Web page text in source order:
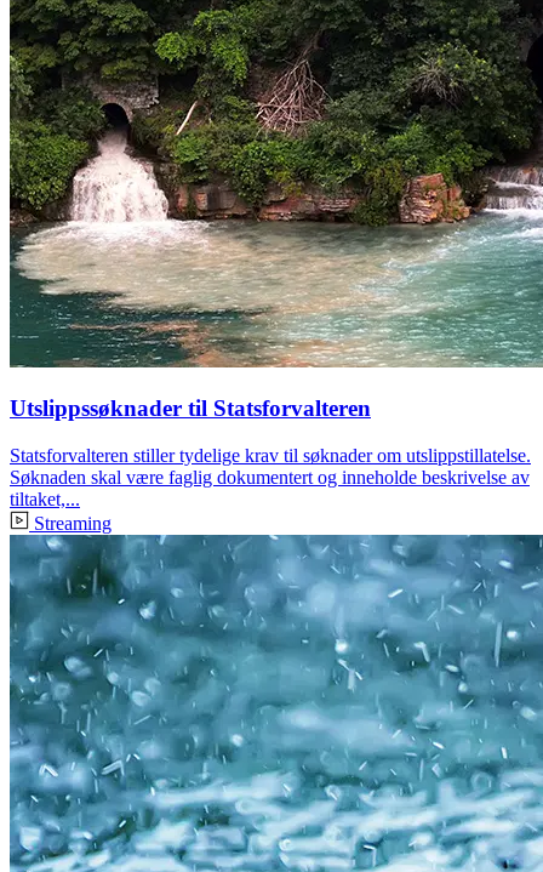
Utslippssøknader til Statsforvalteren
Statsforvalteren stiller tydelige krav til søknader om utslippstillatelse.
Søknaden skal være faglig dokumentert og inneholde beskrivelse av
tiltaket,...
Streaming